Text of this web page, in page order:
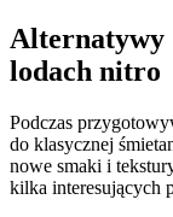
Alternatywy
lodach‍ nitro
Podczas
do klasycznej‍
nowe smaki i
kilka interesujących